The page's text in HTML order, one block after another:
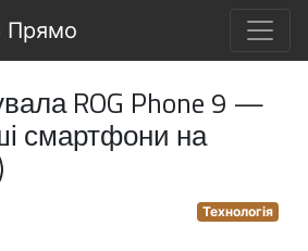
Прямо
ROG Phone 9 —
смартфони на
Технологія